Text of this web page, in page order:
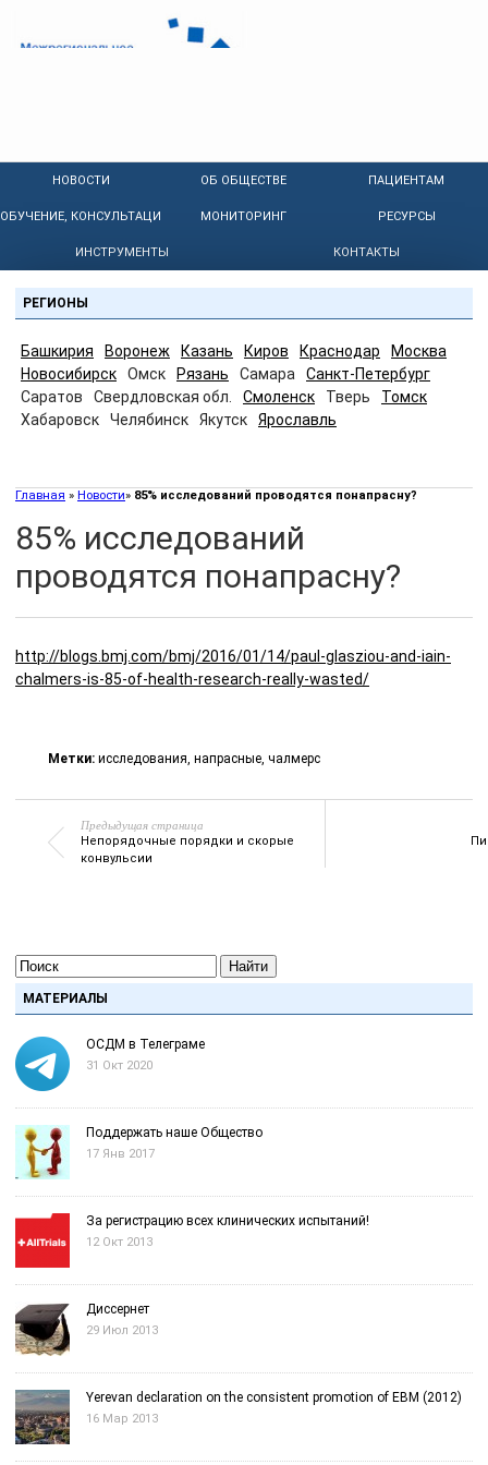
НОВОСТИ ОБ ОБЩЕСТВЕ ПАЦИЕНТАМ
ОБУЧЕНИЕ, КОНСУЛЬТАЦИИ МОНИТОРИНГ РЕСУРСЫ
ИНСТРУМЕНТЫ КОНТАКТЫ
РЕГИОНЫ
Башкирия Воронеж Казань Киров Краснодар
Москва
Новосибирск
Омск Рязань Самара
Санкт-Петербург
Саратов
Свердловская обл. Смоленск Тверь
Томск
Хабаровск
Челябинск Якутск Ярославль
Главная » Новости» 85% исследований проводятся понапрасну?
85% исследований
проводятся понапрасну?
http://blogs.bmj.com/bmj/2016/01/14/paul-glasziou-and-iain-
chalmers-is-85-of-health-research-really-wasted/
Метки: исследования, напрасные, чалмерс
Предыдущая страница
Непорядочные порядки и скорые
конвульсии
Найти
МАТЕРИАЛЫ
ОСДМ в Телеграме
31 Окт 2020
Поддержать наше Общество
17 Янв 2017
За регистрацию всех клинических испытаний!
12 Окт 2013
Диссернет
29 Июл 2013
Yerevan declaration on the consistent promotion of EBM (2012)
16 Мар 2013